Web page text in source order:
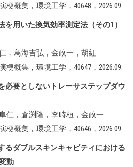
概集，環境工学，40648，2026.09.
を用いた換気効率測定法（その1）
，鳥海吉弘，金政一，胡紅
概集，環境工学，40647，2026.09.
必要としないトレーサステップダウ
仁，倉渕隆，李時桓，金政一
概集，環境工学，40646，2026.09.
るダブルスキンキャビティにおける
動